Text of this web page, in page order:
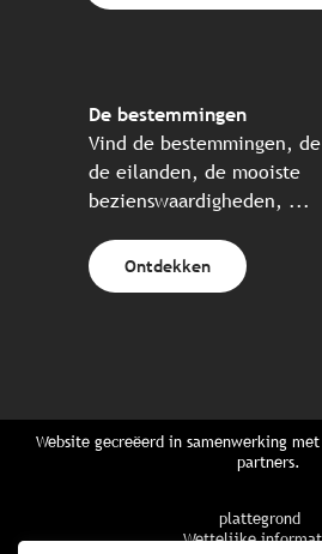
De bestemmingen
Vind de bestemmingen,
de eilanden, de mooiste
bezienswaardigheden, ...
Ontdekken
Website gecreëerd in samenwerking
partners.
plattegrond
Wettelijke